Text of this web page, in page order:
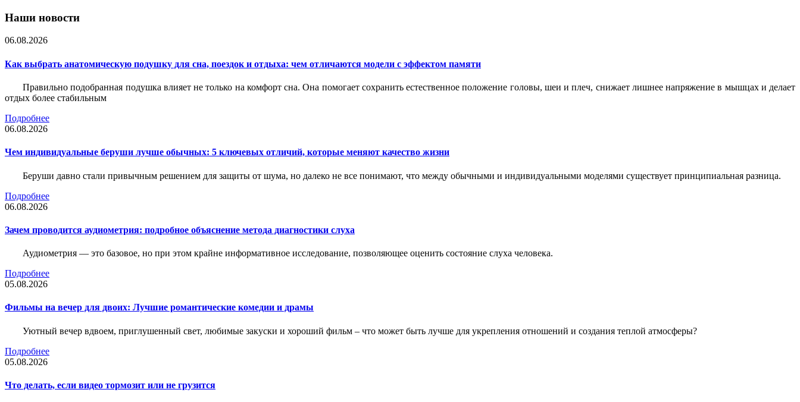
Наши новости
06.08.2026
Как выбрать анатомическую подушку для сна, поездок и отдыха: чем отличаются модели с эффектом памяти
Правильно подобранная подушка влияет не только на комфорт сна. Она помогает сохранить естественное положение головы, шеи и плеч, снижает лишнее напряжение в мышцах и делает
отдых более стабильным
Подробнее
06.08.2026
Чем индивидуальные беруши лучше обычных: 5 ключевых отличий, которые меняют качество жизни
Беруши давно стали привычным решением для защиты от шума, но далеко не все понимают, что между обычными и индивидуальными моделями существует принципиальная разница.
Подробнее
06.08.2026
Зачем проводится аудиометрия: подробное объяснение метода диагностики слуха
Аудиометрия — это базовое, но при этом крайне информативное исследование, позволяющее оценить состояние слуха человека.
Подробнее
05.08.2026
Фильмы на вечер для двоих: Лучшие романтические комедии и драмы
Уютный вечер вдвоем, приглушенный свет, любимые закуски и хороший фильм – что может быть лучше для укрепления отношений и создания теплой атмосферы?
Подробнее
05.08.2026
Что делать, если видео тормозит или не грузится